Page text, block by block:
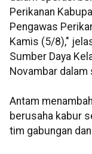
Perikanan
Pengawas
Kamis (5/8),"
Sumber Daya
Novambar
Antam
berusaha kabur
tim gabungan